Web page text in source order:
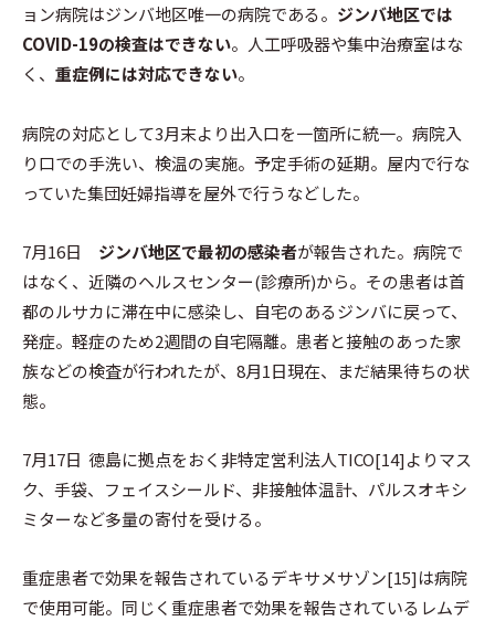
ョン病院はジンバ地区唯一の病院である。 ジンバ地区では
COVID-19の検査はできない。人工呼吸器や集中治療室はな
く、 重症例には対応できない。
病院の対応として3月末より出入口を一箇所に統一。病院入
り口での手洗い、検温の実施。予定手術の延期。屋内で行な
っていた集団妊婦指導を屋外で行うなどした。
7月16日 ジンバ地区で最初の感染者が報告された。病院で
はなく、近隣のヘルスセンター(診療所)から。その患者は首
都のルサカに滞在中に感染し、自宅のあるジンバに戻って、
発症。軽症のため2週間の自宅隔離。患者と接触のあった家
族などの検査が行われたが、8月1日現在、まだ結果待ちの状
態。
7月17日 徳島に拠点をおく非特定営利法人TICO[14]よりマス
ク、手袋、フェイスシールド、非接触体温計、パルスオキシ
ミターなど多量の寄付を受ける。
重症患者で効果を報告されているデキサメサゾン[15]は病院
で使用可能。同じく重症患者で効果を報告されているレムデ